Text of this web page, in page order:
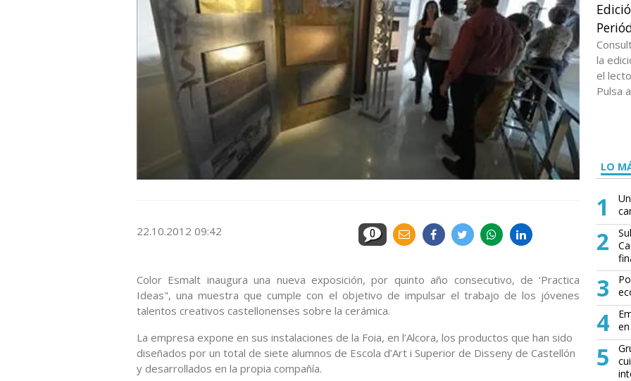
22.10.2012 09:42 0
Color Esmalt inaugura una nueva exposición, por quinto año consecutivo, de ‘Practica
Ideas", una muestra que cumple con el objetivo de impulsar el trabajo de los jóvenes
talentos creativos castellonenses sobre la cerámica.
La empresa expone en sus instalaciones de la Foia, en l’Alcora, los productos que han sido
diseñados por un total de siete alumnos de Escola d’Art i Superior de Disseny de Castellón
y desarrollados en la propia compañía.
la
el
Pulsa
LO
1
2
3
4
5